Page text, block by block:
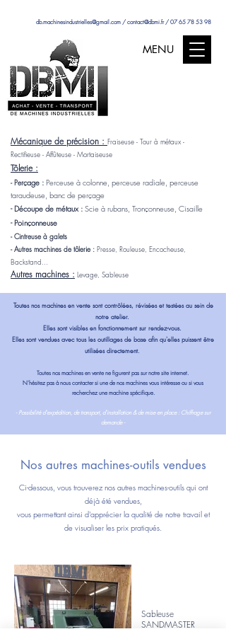
db.machinesindustrielles@gmail.com / contact@dbmi.fr/ 07 65 78 53 98
Mécanique de précision : Fraiseuse - Tour à métaux -
Rectifieuse - Affûteuse - Mortaiseuse
Tôlerie :
- Perçage : Perceuse à colonne, perceuse radiale, perceuse
taraudeuse, banc de perçage
- Découpe de métaux : Scie à rubans, Tronçonneuse, Cisaille
- Poinçonneuse
- Cintreuse à galets
- Autres machines de tôlerie : Presse, Rouleuse, Encocheuse,
Backstand...
Autres machines : Levage, Sableuse
MENU
Toutes nos machines en vente sont contrôlées, révisées et testées au sein de
notre atelier.
Elles sont visibles en fonctionnement sur rendez-vous.
Elles sont vendues avec tous les outillages de base afin qu'elles puissent être
utilisées directement.
Toutes nos machines en vente ne figurent pas sur notre site internet.
N'hésitez pas à nous contacter si une de nos machines vous intéresse ou si vous
recherchez une machine spécifique.
- Possibilité d'expédition, de transport, d'installation & de mise en place : Chiffrage sur
demande -
Nos autres machines-outils vendues
Ci-dessous, vous trouverez nos autres machines-outils qui ont
déjà été vendues,
vous permettant ainsi d'apprécier la qualité de notre travail et
de visualiser les prix pratiqués.
Sableuse
SANDMASTER